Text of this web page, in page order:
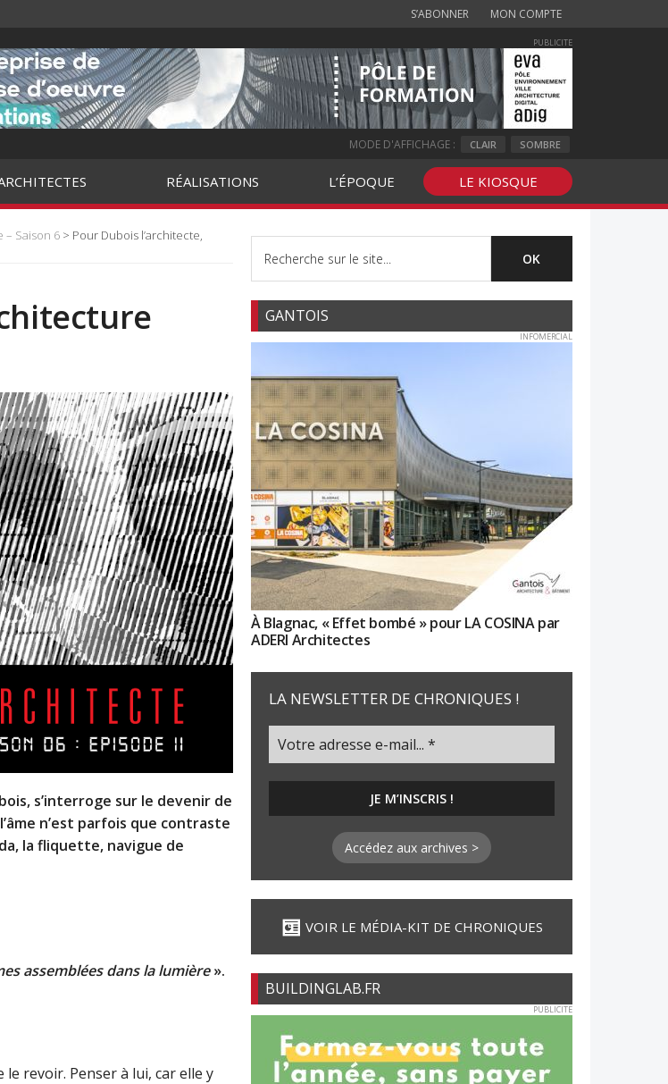
S’ABONNER MON COMPTE
PUBLICITE
MODE D'AFFICHAGE : CLAIR SOMBRE
RÉALISATIONS L’ÉPOQUE LE KIOSQUE
– Saison 6 > Pour Dubois l’architecte,
s’interroge sur le devenir de
n’est parfois que contraste
la fliquette, navigue de
assemblées dans la lumière».
revoir. Penser à lui, car elle y
GANTOIS
INFOMERCIAL
À Blagnac, « Effet bombé » pour LA COSINA par
ADERI Architectes
LA NEWSLETTER DE CHRONIQUES !
Accédez aux archives >
VOIR LE MÉDIA-KIT DE CHRONIQUES
BUILDINGLAB.FR
PUBLICITE